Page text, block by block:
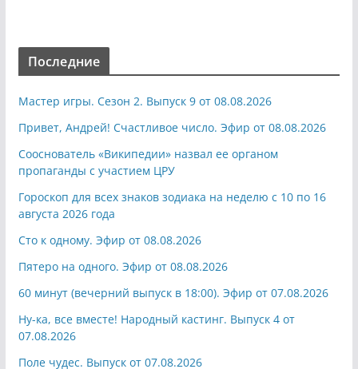
Последние
Мастер игры. Сезон 2. Выпуск 9 от 08.08.2026
Привет, Андрей! Счастливое число. Эфир от 08.08.2026
Сооснователь «Википедии» назвал ее органом
пропаганды с участием ЦРУ
Гороскоп для всех знаков зодиака на неделю с 10 по 16
августа 2026 года
Сто к одному. Эфир от 08.08.2026
Пятеро на одного. Эфир от 08.08.2026
60 минут (вечерний выпуск в 18:00). Эфир от 07.08.2026
Ну-ка, все вместе! Народный кастинг. Выпуск 4 от
07.08.2026
Поле чудес. Выпуск от 07.08.2026